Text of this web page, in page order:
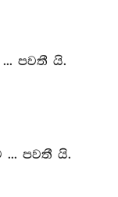
පවතී යි.
පවතී යි.